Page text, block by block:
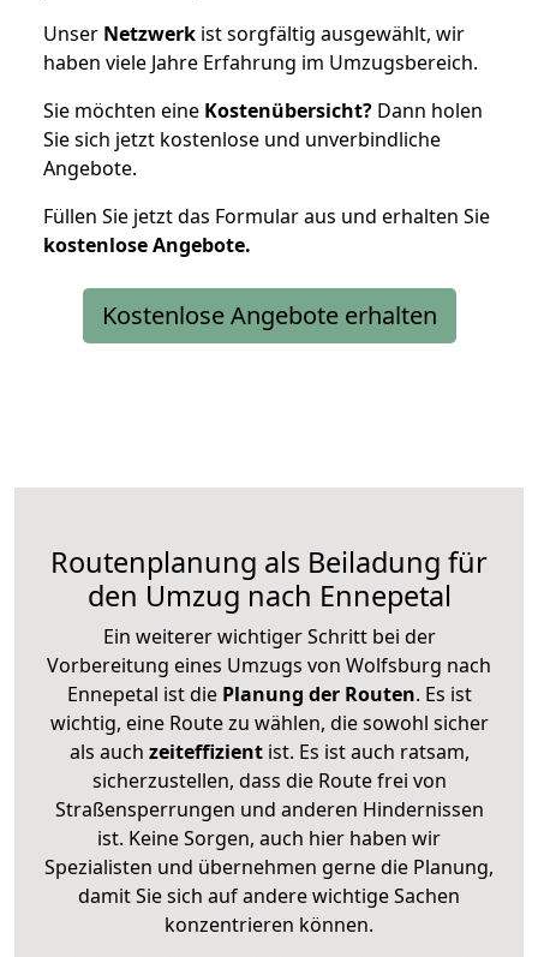
Unser Netzwerk ist sorgfältig ausgewählt, wir
haben viele Jahre Erfahrung im Umzugsbereich.
Sie möchten eine Kostenübersicht? Dann holen
Sie sich jetzt kostenlose und unverbindliche
Angebote.
Füllen Sie jetzt das Formular aus und erhalten Sie
kostenloseAngebote.
Kostenlose Angebote erhalten
Routenplanung als Beiladung für
den Umzug nach Ennepetal
Ein weiterer wichtiger Schritt bei der
Vorbereitung eines Umzugs von Wolfsburg nach
Ennepetal ist diePlanung der Routen. Es ist
wichtig, eine Route zu wählen, die sowohl sicher
als auch zeiteffizientist. Es ist auch ratsam,
sicherzustellen, dass die Route frei von
Straßensperrungen und anderen Hindernissen
ist. Keine Sorgen, auch hier haben wir
Spezialisten und übernehmen gerne die Planung,
damit Sie sich auf andere wichtige Sachen
konzentrieren können.